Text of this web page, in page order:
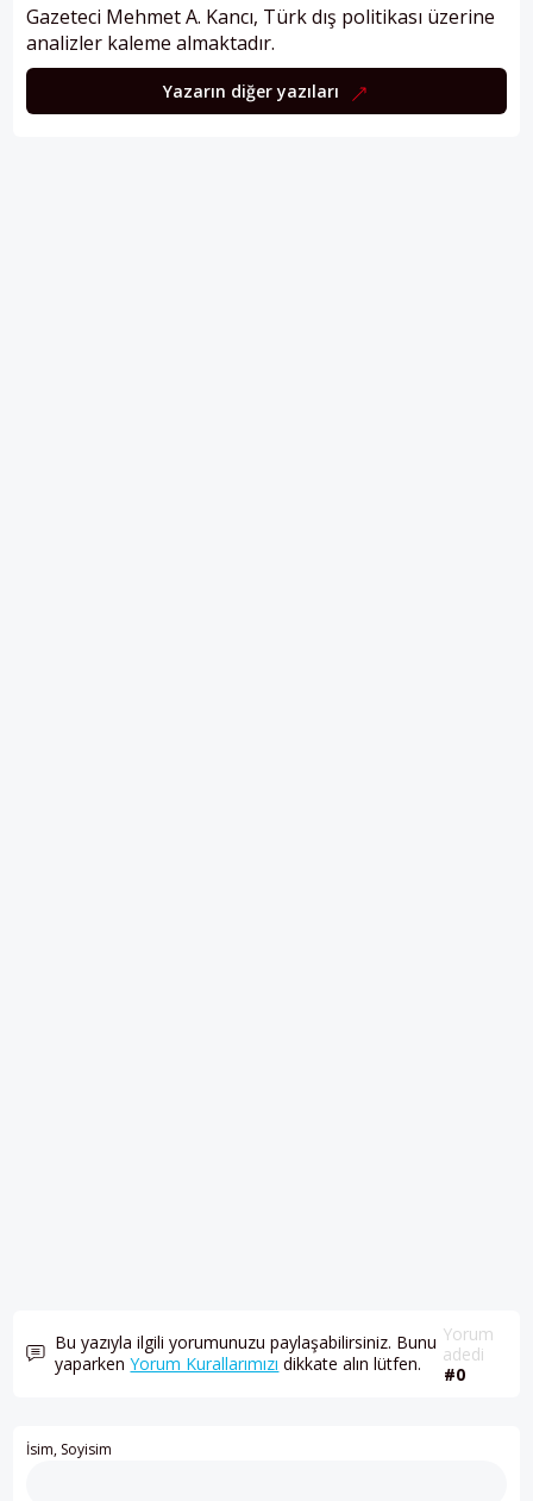
Gazeteci Mehmet A. Kancı, Türk dış politikası üzerine
analizler kaleme almaktadır.
Yazarın diğer yazıları
Bu yazıyla ilgili yorumunuzu paylaşabilirsiniz. Bunu
yaparkenYorum Kurallarımızı dikkate alın lütfen.
Yorum
adedi
#0
İsim, Soyisim